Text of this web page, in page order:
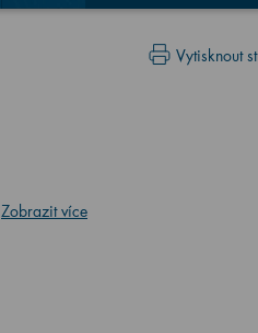
Vytisknout
Zobrazit více